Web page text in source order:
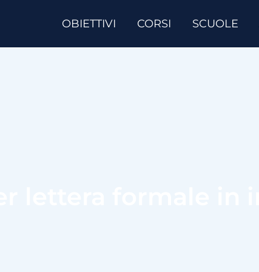
OBIETTIVI CORSI SCUOLE